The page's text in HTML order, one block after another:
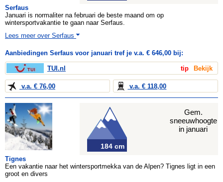
Serfaus
Januari is normaliter na februari de beste maand om op
wintersportvakantie te gaan naar Serfaus.
Lees meer over Serfaus
Aanbiedingen Serfaus voor januari tref je v.a. € 646,00 bij:
TUI.nl tip Bekijk
v.a. € 76,00 v.a. € 118,00
Tignes
Een vakantie naar het wintersportmekka van de Alpen? Tignes ligt in een
groot en divers
184 cm
Gem.
sneeuwhoogte
in januari